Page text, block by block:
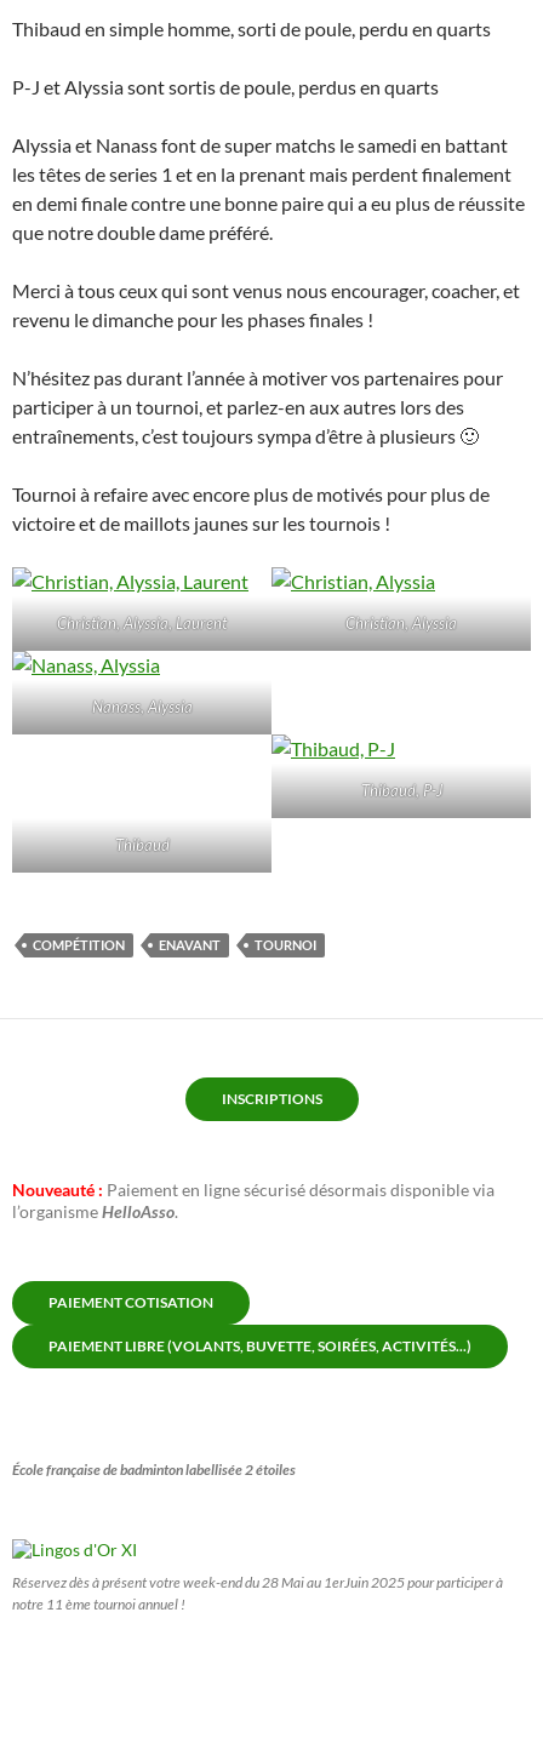
Thibaud en simple homme, sorti de poule, perdu en quarts
P-J et Alyssia sont sortis de poule, perdus en quarts
Alyssia et Nanass font de super matchs le samedi en battant
les têtes de series 1 et en la prenant mais perdent finalement
en demi finale contre une bonne paire qui a eu plus de réussite
que notre double dame préféré.
Merci à tous ceux qui sont venus nous encourager, coacher, et
revenu le dimanche pour les phases finales !
N’hésitez pas durant l’année à motiver vos partenaires pour
participer à un tournoi, et parlez-en aux autres lors des
entraînements, c’est toujours sympa d’être à plusieurs 🙂
Tournoi à refaire avec encore plus de motivés pour plus de
victoire et de maillots jaunes sur les tournois !
Christian, Alyssia, Laurent Christian, Alyssia
Nanass, Alyssia
Thibaud, P-J
Thibaud
COMPÉTITION ENAVANT TOURNOI
INSCRIPTIONS
Nouveauté : Paiement en ligne sécurisé désormais disponible via
l’organismeHelloAsso.
PAIEMENT COTISATION
PAIEMENT LIBRE (VOLANTS, BUVETTE, SOIRÉES, ACTIVITÉS...)
École française de badminton labellisée 2 étoiles
Réservez dès à présent votre week-end du 28 Mai au 1erJuin 2025 pour participer à
notre 11 ème tournoi annuel !